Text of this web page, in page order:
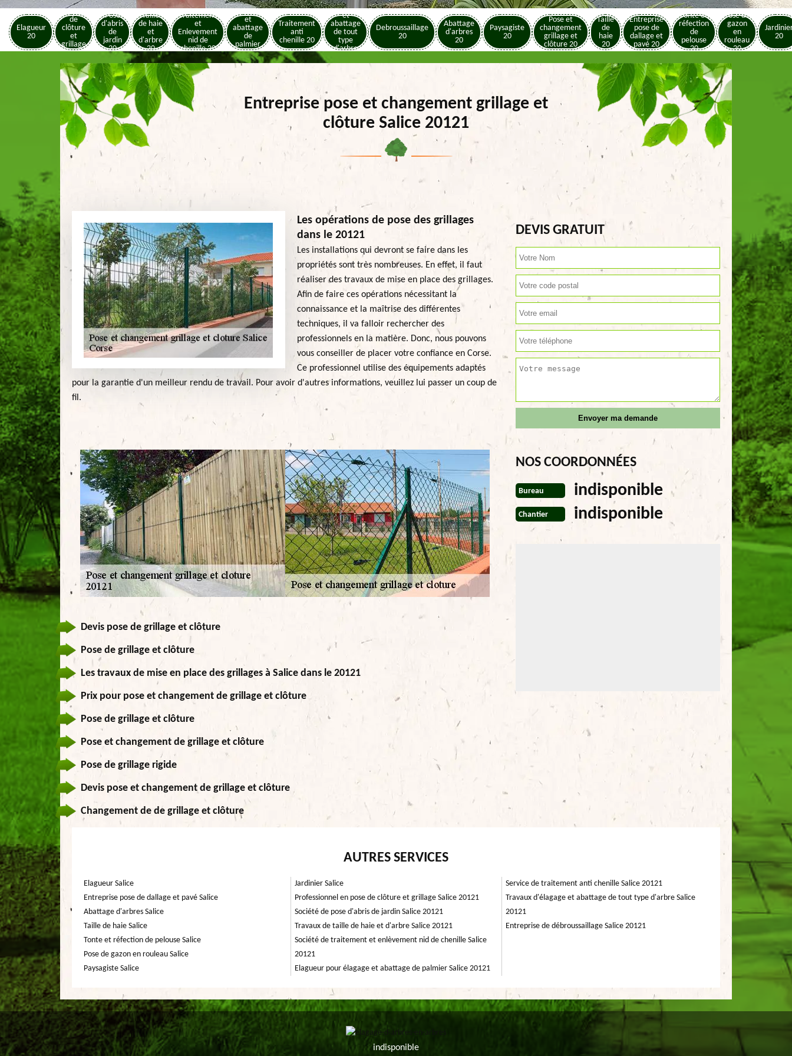
Elagueur
20
Pose
de
clôture
et
grillage
20
Pose
d'abris
de
jardin
20
Taille
de haie
et
d'arbre
20
Traitement
et
Enlevement
nid de
chenille 20
Elagage
et
abattage
de
palmier
20
Traitement
anti
chenille 20
Elagage
et
abattage
de tout
type
d'arbre
Debroussaillage
20
Abattage
d'arbres
20
Paysagiste
20
Pose et
changement
grillage et
clôture 20
Taille
de
haie
20
Entreprise
pose de
dallage et
pavé 20
Tonte et
réfection
de
pelouse
20
Pose de
gazon
en
rouleau
20
20
Entreprise pose et changement grillage et
clôture Salice 20121
Les opérations de pose des grillages
dans le 20121
Les installations qui devront se faire dans les
propriétés sont très nombreuses. En effet, il faut
réaliser des travaux de mise en place des grillages.
Afin de faire ces opérations nécessitant la
connaissance et la maîtrise des différentes
techniques, il va falloir rechercher des
professionnels en la matière. Donc, nous pouvons
vous conseiller de placer votre confiance en Corse.
Ce professionnel utilise des équipements adaptés
pour la garantie d'un meilleur rendu de travail. Pour avoir d'autres informations, veuillez lui passer un coup de
fil.
Devis pose de grillage et clôture
Pose de grillage et clôture
Les travaux de mise en place des grillages à Salice dans le 20121
Prix pour pose et changement de grillage et clôture
Pose de grillage et clôture
Pose et changement de grillage et clôture
Pose de grillage rigide
Devis pose et changement de grillage et clôture
Changement de de grillage et clôture
DEVIS GRATUIT
NOS COORDONNÉES
Bureau indisponible
Chantier indisponible
AUTRES SERVICES
Elagueur Salice
Entreprise pose de dallage et pavé Salice
Abattage d'arbres Salice
Taille de haie Salice
Tonte et réfection de pelouse Salice
Pose de gazon en rouleau Salice
Paysagiste Salice
Jardinier Salice
Professionnel en pose de clôture et grillage Salice 20121
Société de pose d'abris de jardin Salice 20121
Travaux de taille de haie et d'arbre Salice 20121
Société de traitement et enlèvement nid de chenille Salice
20121
Elagueur pour élagage et abattage de palmier Salice 20121
Service de traitement anti chenille Salice 20121
Travaux d'élagage et abattage de tout type d'arbre Salice
20121
Entreprise de débroussaillage Salice 20121
indisponible